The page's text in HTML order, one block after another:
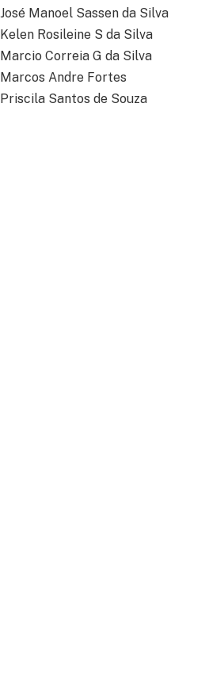
José Manoel Sassen da Silva
Kelen Rosileine S da Silva
Marcio Correia G da Silva
Marcos Andre Fortes
Priscila Santos de Souza